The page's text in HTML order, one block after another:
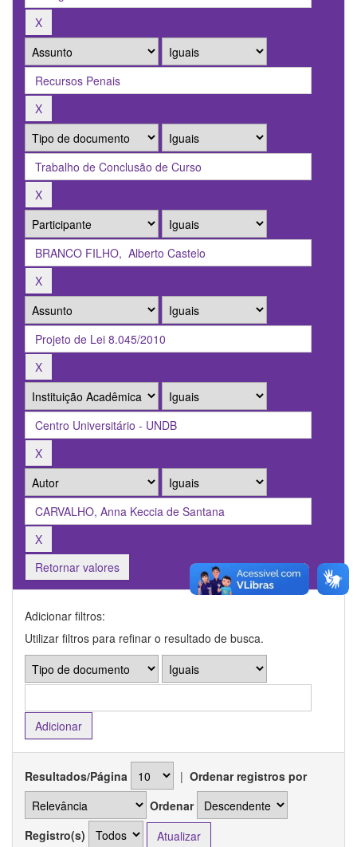
Retornar valores
Adicionar filtros:
Utilizar filtros para refinar o resultado de busca.
Resultados/Página | Ordenar registros por
Ordenar
Registro(s)